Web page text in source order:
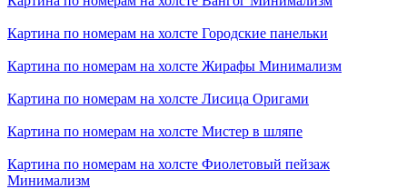
Картина по номерам на холсте Городские панельки
Картина по номерам на холсте Жирафы Минимализм
Картина по номерам на холсте Лисица Оригами
Картина по номерам на холсте Мистер в шляпе
Картина по номерам на холсте Фиолетовый пейзаж
Минимализм